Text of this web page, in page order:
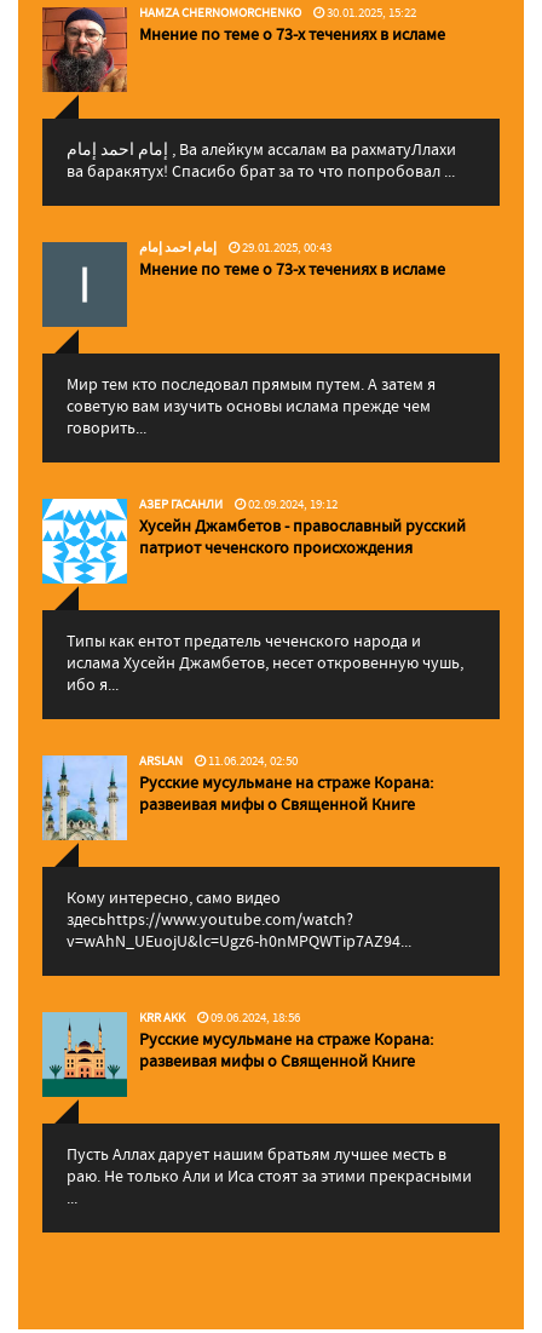
HAMZA CHERNOMORCHENKO 30.01.2025, 15:22
Мнение по теме о 73-х течениях в исламе
إمام احمد إمام , Ва алейкум ассалам ва рахматуЛлахи
ва баракятух! Спасибо брат за то что попробовал ...
إمام احمد إمام 29.01.2025, 00:43
Мнение по теме о 73-х течениях в исламе
Мир тем кто последовал прямым путем. А затем я
советую вам изучить основы ислама прежде чем
говорить...
АЗЕР ГАСАНЛИ 02.09.2024, 19:12
Хусейн Джамбетов - православный русский
патриот чеченского происхождения
Типы как ентот предатель чеченского народа и
ислама Хусейн Джамбетов, несет откровенную чушь,
ибо я...
ARSLAN 11.06.2024, 02:50
Русские мусульмане на страже Корана:
pазвеивая мифы о Священной Книге
Кому интересно, само видео
здесьhttps://www.youtube.com/watch?
v=wAhN_UEuojU&lc=Ugz6-h0nMPQWTip7AZ94...
KRR AKK 09.06.2024, 18:56
Русские мусульмане на страже Корана:
pазвеивая мифы о Священной Книге
Пусть Аллах дарует нашим братьям лучшее месть в
раю. Не только Али и Иса стоят за этими прекрасными
...